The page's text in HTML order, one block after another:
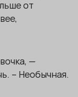
от
—
– Необычная.